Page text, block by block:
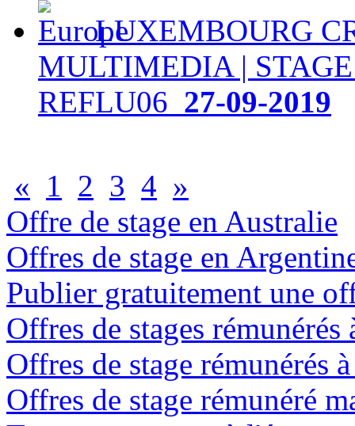
LUXEMBOURG
MULTIMEDIA |
REFLU06 27-09-2019
« 1 2 3 4 »
Offre de stage en Australie
Offres de stage en
Publier gratuitement une
Offres de stages
Offres de stage rémunérés
Offres de stage rémunéré